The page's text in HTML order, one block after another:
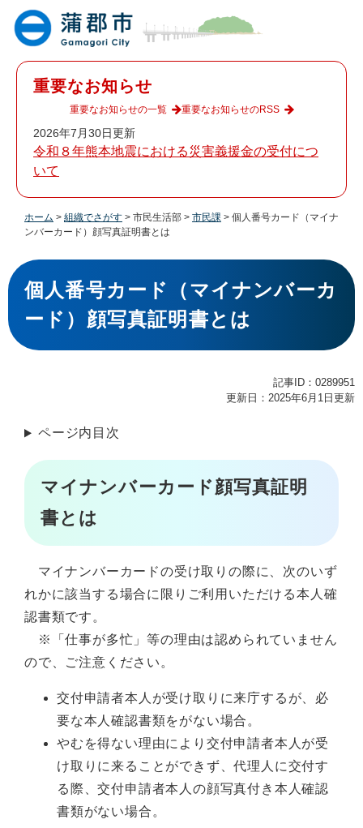
重要なお知らせ
2026年7月30日更新
令和８年熊本地震における災害義援金の受付につ
いて
重要なお知らせの一覧 重要なお知らせのRSS
ホーム > 組織でさがす > 市民生活部 > 市民課 > 個人番号カード（マイナ
ンバーカード）顔写真証明書とは
本
文
個人番号カード（マイナンバーカ
ード）顔写真証明書とは
記事ID：0289951
更新日：2025年6月1日更新
ページ内目次
マイナンバーカード顔写真証明
書とは
マイナンバーカードの受け取りの際に、次のいず
れかに該当する場合に限りご利用いただける本人確
認書類です。
※「仕事が多忙」等の理由は認められていません
ので、ご注意ください。
交付申請者本人が受け取りに来庁するが、必
要な本人確認書類をがない場合。
やむを得ない理由により交付申請者本人が受
け取りに来ることができず、代理人に交付す
る際、交付申請者本人の顔写真付き本人確認
書類がない場合。